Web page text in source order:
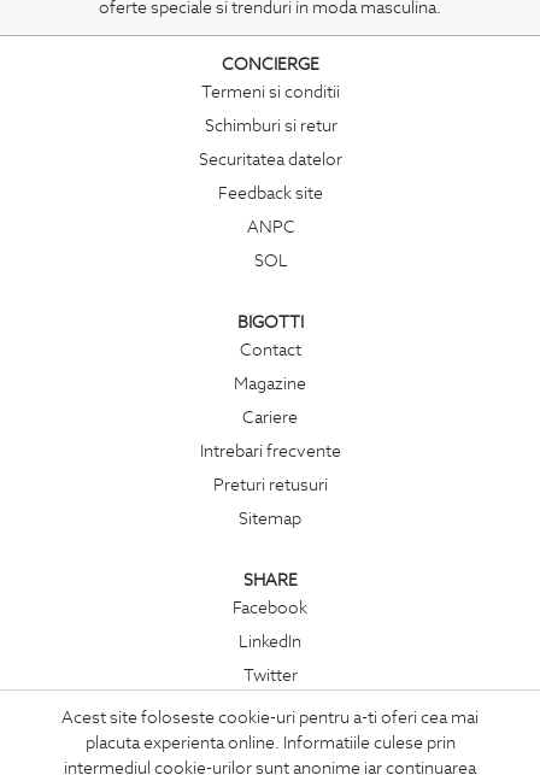
Acest site foloseste cookie-uri pentru a-ti oferi cea mai
placuta experienta online. Informatiile culese prin
intermediul cookie-urilor sunt anonime iar continuarea
oferte speciale si trenduri in moda masculina.
CONCIERGE
Termeni si conditii
Schimburi si retur
Securitatea datelor
Feedback site
ANPC
SOL
BIGOTTI
Contact
Magazine
Cariere
Intrebari frecvente
Preturi retusuri
Sitemap
SHARE
Facebook
LinkedIn
Twitter
Pinterest
Instagram